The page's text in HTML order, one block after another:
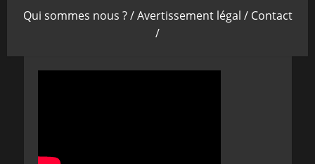
Qui sommes nous ? /Avertissement légal / Contact
/